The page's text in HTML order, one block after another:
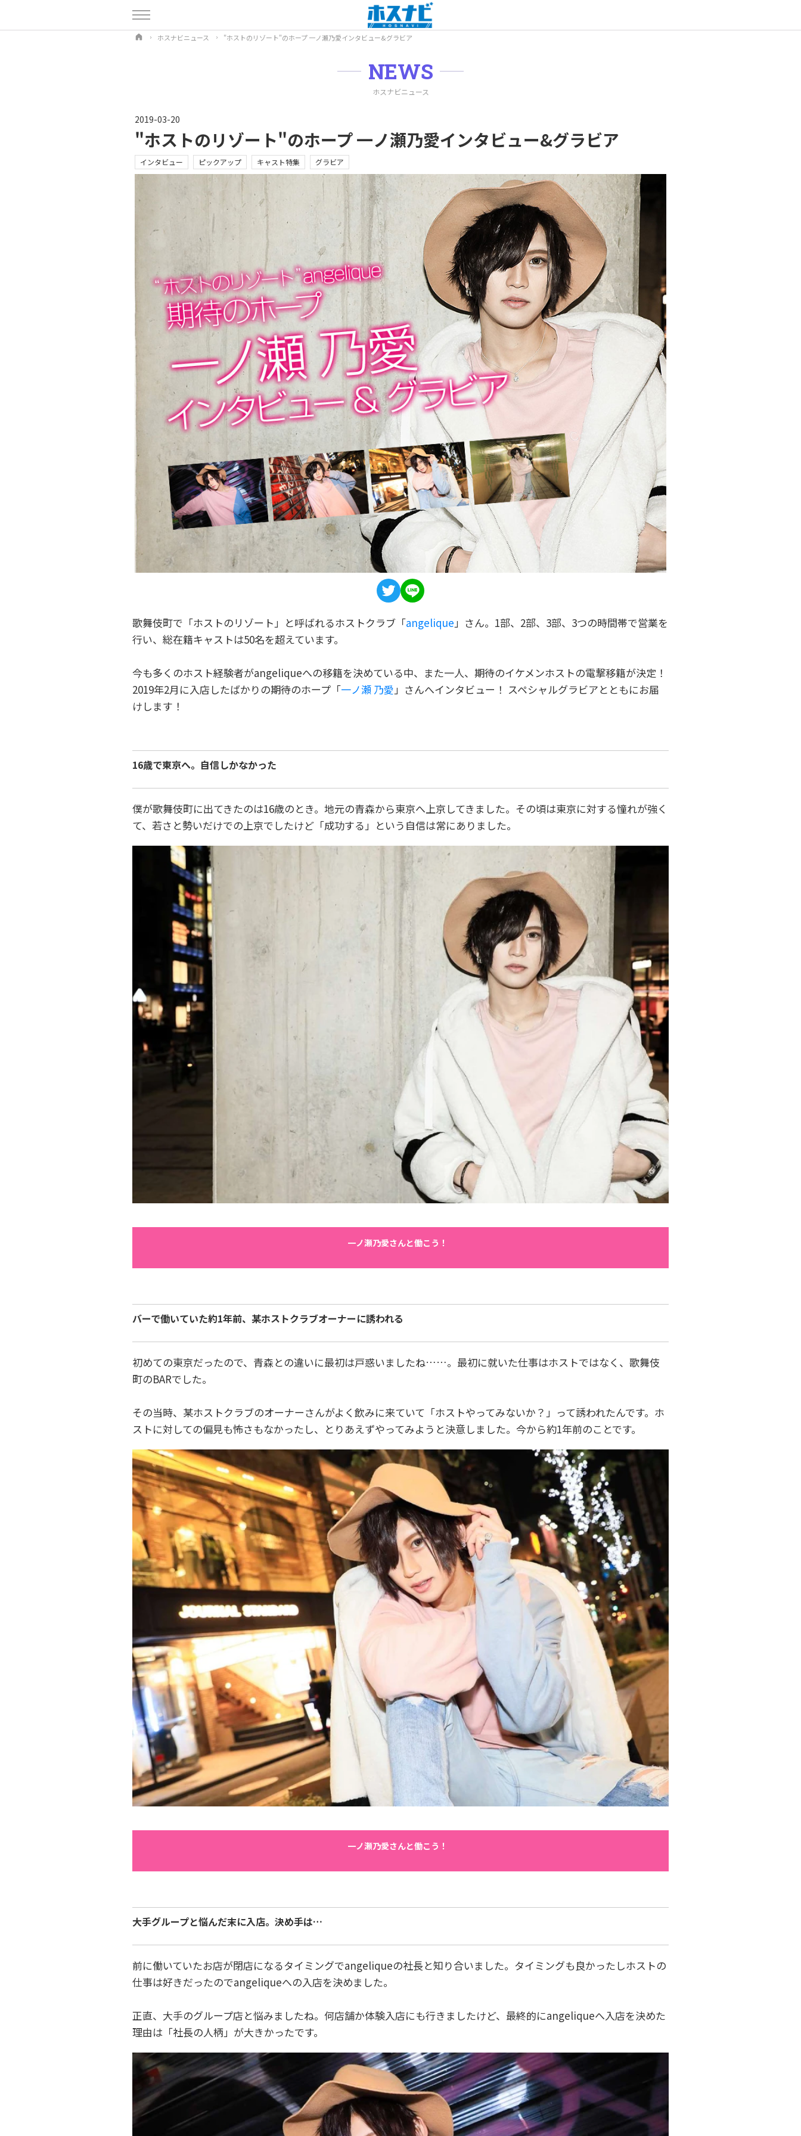
ホスナビニュース "ホストのリゾート"のホープ 一ノ瀬乃愛インタビュー&グラビア
NEWS
ホスナビニュース
2019-03-20
"ホストのリゾート"のホープ 一ノ瀬乃愛インタビュー&グラビア
インタビュー ピックアップ キャスト特集 グラビア
歌舞伎町で「ホストのリゾート」と呼ばれるホストクラブ「angelique」さん。1部、2部、3部、3つの時間帯で営業を
行い、総在籍キャストは50名を超えています。
今も多くのホスト経験者がangeliqueへの移籍を決めている中、また一人、期待のイケメンホストの電撃移籍が決定！
2019年2月に入店したばかりの期待のホープ「一ノ瀬 乃愛」さんへインタビュー！ スペシャルグラビアとともにお届
けします！
16歳で東京へ。自信しかなかった
僕が歌舞伎町に出てきたのは16歳のとき。地元の青森から東京へ上京してきました。その頃は東京に対する憧れが強く
て、若さと勢いだけでの上京でしたけど「成功する」という自信は常にありました。
一ノ瀬乃愛さんと働こう！
バーで働いていた約1年前、某ホストクラブオーナーに誘われる
初めての東京だったので、青森との違いに最初は戸惑いましたね……。最初に就いた仕事はホストではなく、歌舞伎
町のBARでした。
その当時、某ホストクラブのオーナーさんがよく飲みに来ていて「ホストやってみないか？」って誘われたんです。ホ
ストに対しての偏見も怖さもなかったし、とりあえずやってみようと決意しました。今から約1年前のことです。
一ノ瀬乃愛さんと働こう！
大手グループと悩んだ末に入店。決め手は…
前に働いていたお店が閉店になるタイミングでangeliqueの社長と知り合いました。タイミングも良かったしホストの
仕事は好きだったのでangeliqueへの入店を決めました。
正直、大手のグループ店と悩みましたね。何店舗か体験入店にも行きましたけど、最終的にangeliqueへ入店を決めた
理由は「社長の人柄」が大きかったです。